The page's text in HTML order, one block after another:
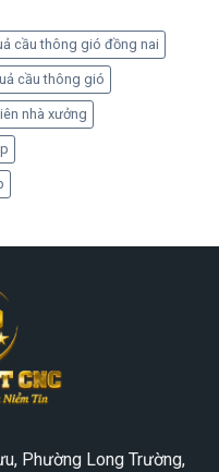
cầu thông gió đồng nai
cầu thông gió
nhà xưởng
Phường Long Trường,